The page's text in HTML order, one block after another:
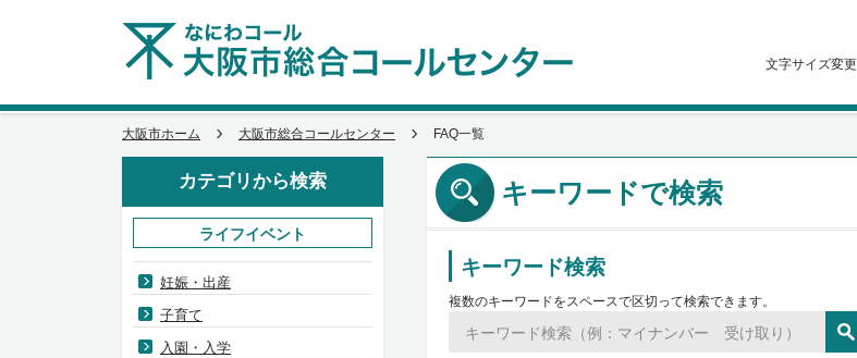
文字サイズ変更
大阪市ホーム 大阪市総合コールセンター FAQ一覧
キーワードで検索
キーワード検索
複数のキーワードをスペースで区切って検索できます。
カテゴリから検索
ライフイベント
妊娠・出産
子育て
入園・入学